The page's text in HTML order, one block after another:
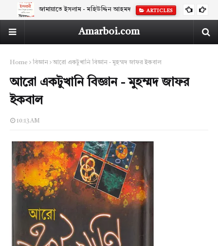
জামায়াতে ইসলাম - মহিউদ্দিন আহমদ ARTICLES
Amarboi.com
Home বিজ্ঞান আরো একটুখানি বিজ্ঞান - মুহম্মদ জাফর ইকবাল
আরো একটুখানি বিজ্ঞান - মুহম্মদ জাফর
ইকবাল
10:13 AM